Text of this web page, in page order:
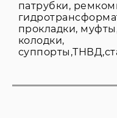
патрубки,
прокладки,
колодки,